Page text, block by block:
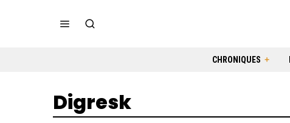
CHRONIQUES
Digresk